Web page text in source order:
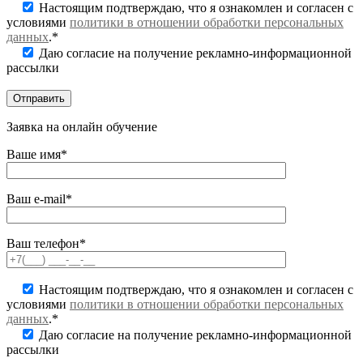
Настоящим подтверждаю, что я ознакомлен и согласен с
условиями политики в отношении обработки персональных
данных.*
Даю согласие на получение рекламно-информационной
рассылки
Заявка на онлайн обучение
Ваше имя*
Ваш e-mail*
Ваш телефон*
Настоящим подтверждаю, что я ознакомлен и согласен с
условиями политики в отношении обработки персональных
данных.*
Даю согласие на получение рекламно-информационной
рассылки